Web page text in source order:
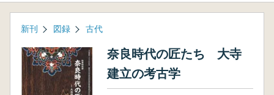
新刊 図録 古代
奈良時代の匠たち 大寺
建立の考古学